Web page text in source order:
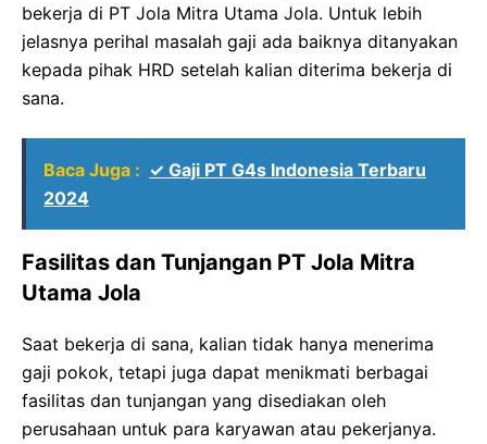
bekerja di PT Jola Mitra Utama Jola. Untuk lebih
jelasnya perihal masalah gaji ada baiknya ditanyakan
kepada pihak HRD setelah kalian diterima bekerja di
sana.
Baca Juga : ✓ Gaji PT G4s Indonesia Terbaru
2024
Fasilitas dan Tunjangan PT Jola Mitra
Utama Jola
Saat bekerja di sana, kalian tidak hanya menerima
gaji pokok, tetapi juga dapat menikmati berbagai
fasilitas dan tunjangan yang disediakan oleh
perusahaan untuk para karyawan atau pekerjanya.